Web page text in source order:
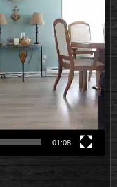
01:08